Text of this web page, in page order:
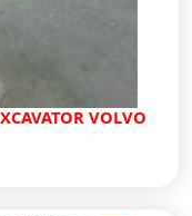
VOLVO